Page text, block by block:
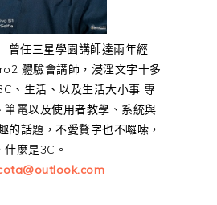
曾任三星學園講師達兩年經
體驗會講師，浸淫文字十多
、生活、以及生活大小事 專
筆電以及使用者教學、系統與
的話題，不愛贅字也不囉嗦，
麼是3C。